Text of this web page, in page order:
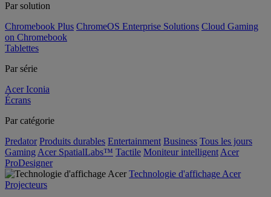
Par solution
Chromebook Plus ChromeOS Enterprise Solutions Cloud Gaming
on Chromebook
Tablettes
Par série
Acer Iconia
Écrans
Par catégorie
Predator Produits durables Entertainment Business Tous les jours
Gaming Acer SpatialLabs™ Tactile Moniteur intelligent Acer
ProDesigner
Technologie d'affichage Acer
Projecteurs